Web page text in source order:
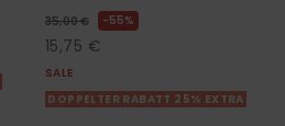
35,00 € 55%
15,75 €
SALE
DOPPELTER RABATT 25% EXTRA